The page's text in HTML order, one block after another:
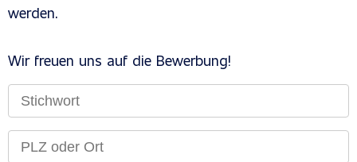
werden.
Wir freuen uns auf die Bewerbung!